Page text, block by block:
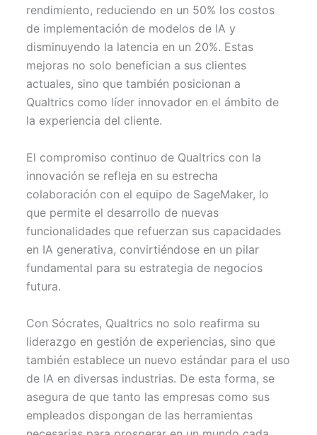
rendimiento, reduciendo en un 50% los costos
de implementación de modelos de IA y
disminuyendo la latencia en un 20%. Estas
mejoras no solo benefician a sus clientes
actuales, sino que también posicionan a
Qualtrics como líder innovador en el ámbito de
la experiencia del cliente.
El compromiso continuo de Qualtrics con la
innovación se refleja en su estrecha
colaboración con el equipo de SageMaker, lo
que permite el desarrollo de nuevas
funcionalidades que refuerzan sus capacidades
en IA generativa, convirtiéndose en un pilar
fundamental para su estrategia de negocios
futura.
Con Sócrates, Qualtrics no solo reafirma su
liderazgo en gestión de experiencias, sino que
también establece un nuevo estándar para el uso
de IA en diversas industrias. De esta forma, se
asegura de que tanto las empresas como sus
empleados dispongan de las herramientas